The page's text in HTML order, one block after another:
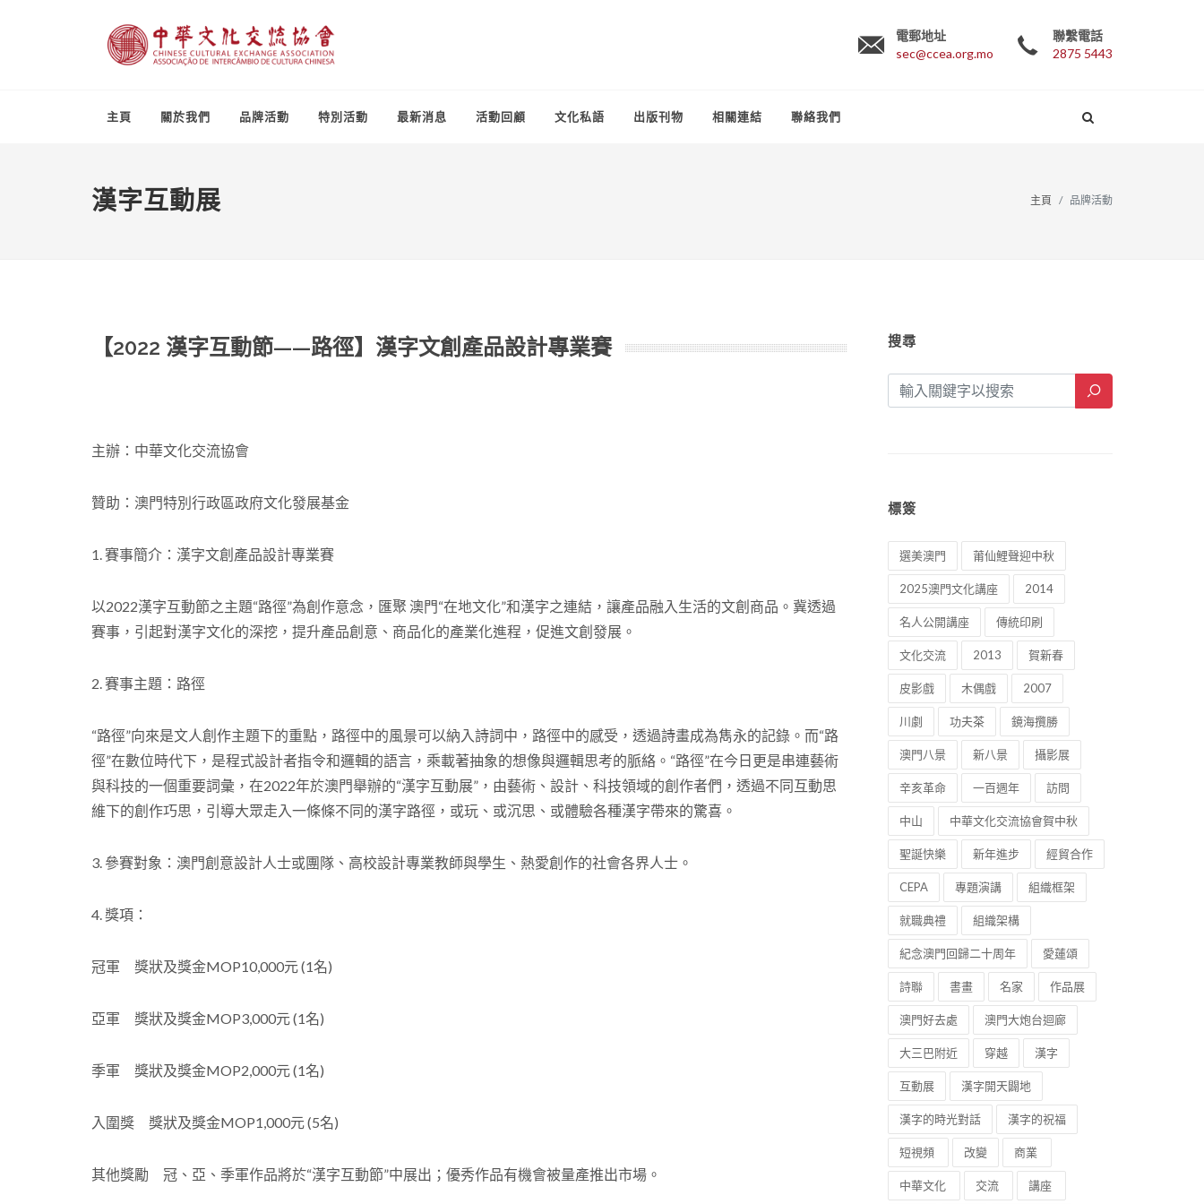
電郵地址
sec@ccea.org.mo
聯繫電話
2875 5443
主頁 關於我們 品牌活動 特別活動 最新消息 活動回顧 文化私語 出版刊物 相關連結 聯絡我們
漢字互動展 主頁 品牌活動
【2022 漢字互動節——路徑】漢字文創產品設計專業賽
主辦：中華文化交流協會
贊助：澳門特別行政區政府文化發展基金
1. 賽事簡介：漢字文創產品設計專業賽
以2022漢字互動節之主題“路徑”為創作意念，匯聚 澳門“在地文化”和漢字之連結，讓產品融入生活的文創商品。冀透過
賽事，引起對漢字文化的深挖，提升產品創意、商品化的產業化進程，促進文創發展。
2. 賽事主題：路徑
“路徑”向來是文人創作主題下的重點，路徑中的風景可以納入詩詞中，路徑中的感受，透過詩畫成為雋永的記錄。而“路
徑”在數位時代下，是程式設計者指令和邏輯的語言，乘載著抽象的想像與邏輯思考的脈絡。“路徑”在今日更是串連藝術
與科技的一個重要詞彙，在2022年於澳門舉辦的“漢字互動展”，由藝術、設計、科技領域的創作者們，透過不同互動思
維下的創作巧思，引導大眾走入一條條不同的漢字路徑，或玩、或沉思、或體驗各種漢字帶來的驚喜。
3. 參賽對象：澳門創意設計人士或團隊、高校設計專業教師與學生、熱愛創作的社會各界人士。
4. 獎項：
冠軍 獎狀及獎金MOP10,000元 (1名)
亞軍 獎狀及獎金MOP3,000元 (1名)
季軍 獎狀及獎金MOP2,000元 (1名)
入圍獎 獎狀及獎金MOP1,000元 (5名)
其他獎勵 冠、亞、季軍作品將於“漢字互動節”中展出；優秀作品有機會被量產推出市場。
搜尋
標簽
選美澳門 莆仙鯉聲迎中秋
2025澳門文化講座 2014
名人公開講座 傳統印刷
文化交流 2013 賀新春
皮影戲 木偶戲 2007
川劇 功夫茶 鏡海攬勝
澳門八景 新八景 攝影展
辛亥革命 一百週年 訪問
中山 中華文化交流協會賀中秋
聖誕快樂 新年進步 經貿合作
CEPA 專題演講 組織框架
就職典禮 組織架構
紀念澳門回歸二十周年 愛蓮頌
詩聯 書畫 名家 作品展
澳門好去處 澳門大炮台迴廊
大三巴附近 穿越 漢字
互動展 漢字開天闢地
漢字的時光對話 漢字的祝福
短視頻 改變 商業
中華文化 交流 講座